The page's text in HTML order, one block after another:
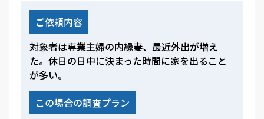
ご依頼内容
対象者は専業主婦の内縁妻、最近外出が増え
た。休日の日中に決まった時間に家を出ること
が多い。
この場合の調査プラン